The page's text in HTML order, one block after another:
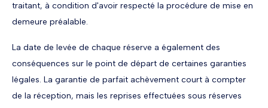
traitant, à condition d'avoir respecté la procédure de mise en
demeure préalable.
La date de levée de chaque réserve a également des
conséquences sur le point de départ de certaines garanties
légales. La garantie de parfait achèvement court à compter
de la réception, mais les reprises effectuées sous réserves